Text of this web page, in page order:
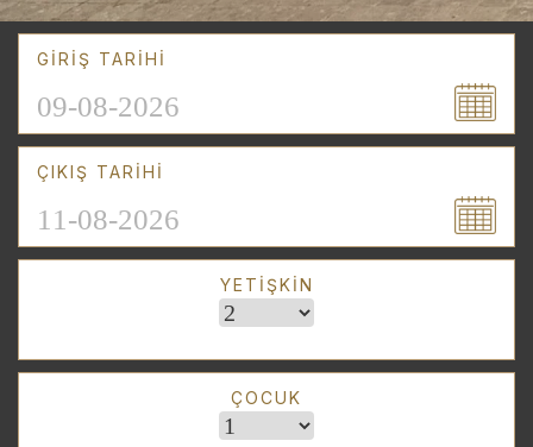
GIRIŞ TARIHI
ÇIKIŞ TARIHI
YETIŞKIN
ÇOCUK